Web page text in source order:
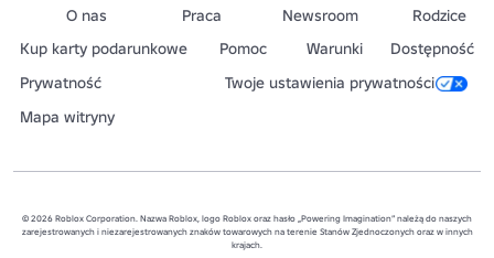
O nas Praca Newsroom
Rodzice
Kup karty podarunkowe
Pomoc Warunki
Dostępność
Prywatność
Twoje ustawienia prywatności
Mapa witryny
© 2026 Roblox Corporation. Nazwa Roblox, logo Roblox oraz hasło „Powering Imagination” należą do naszych
zarejestrowanych i niezarejestrowanych znaków towarowych na terenie Stanów Zjednoczonych oraz w innych
krajach.